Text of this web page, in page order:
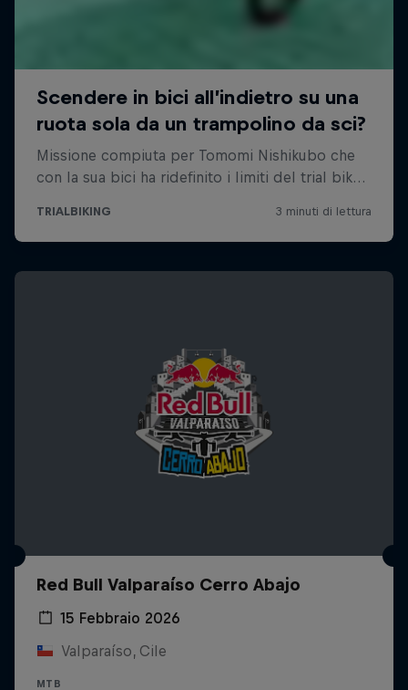
Red Bull Valparaíso Cerro Abajo
15 Febbraio 2026
Valparaíso, Cile
MTB